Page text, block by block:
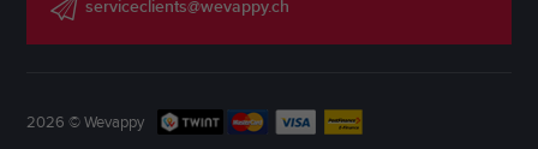
serviceclients@wevappy.ch
2026 © Wevappy